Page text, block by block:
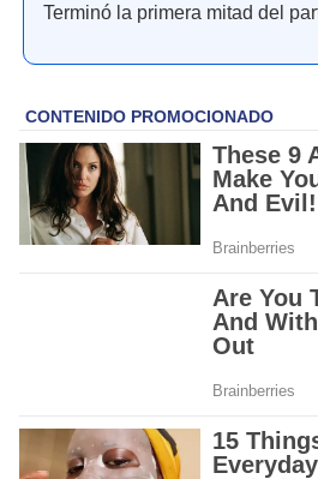
Terminó la primera mitad del